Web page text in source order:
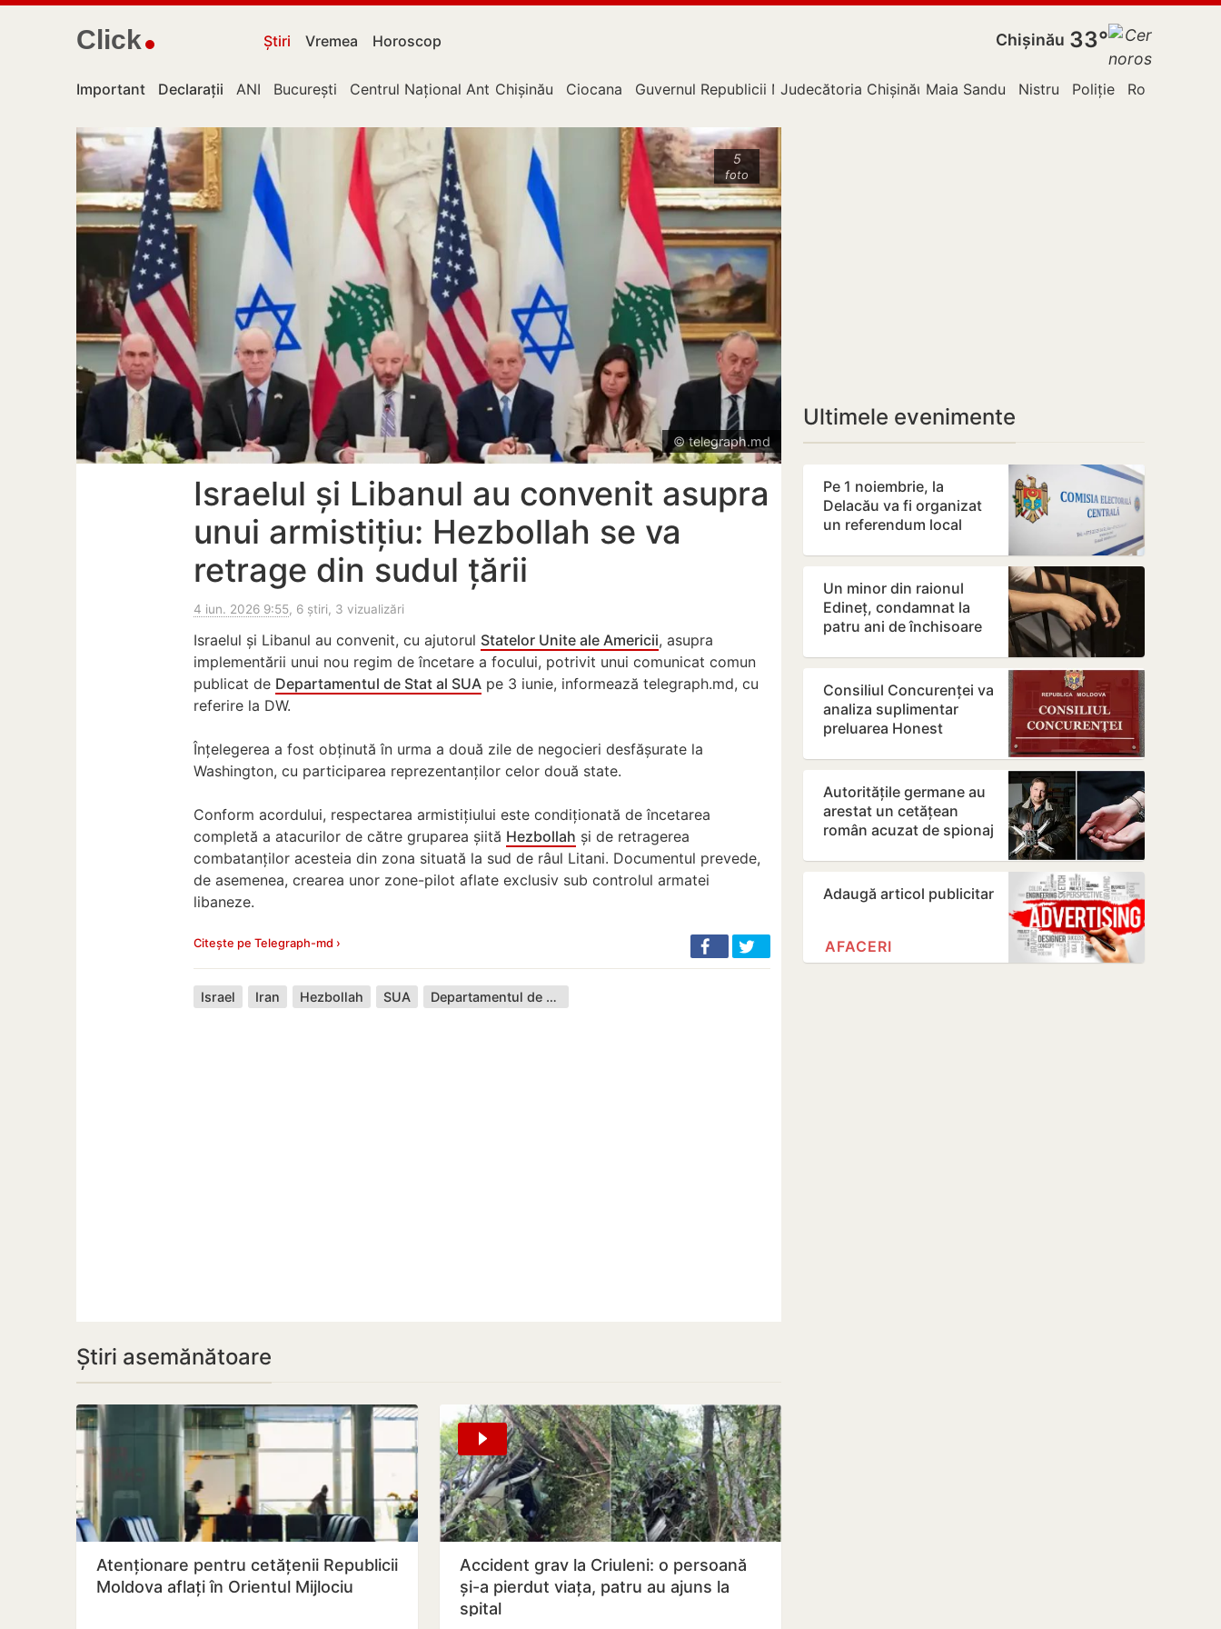
Click Știri Vremea Horoscop Chișinău 33°
Important Declarații ANI București Centrul Național Anticorupție
Chișinău Ciocana Guvernul Republicii MoldovaJudecătoria Chișinău Maia Sandu Nistru Poliție România
5
foto
© telegraph.md
Israelul și Libanul au convenit asupra
unui armistițiu: Hezbollah se va
retrage din sudul țării
4 iun. 2026 9:55, 6 știri, 3 vizualizări
Israelul și Libanul au convenit, cu ajutorul Statelor Unite ale Americii, asupra
implementării unui nou regim de încetare a focului, potrivit unui comunicat comun
publicat de Departamentul de Stat al SUA pe 3 iunie, informează telegraph.md, cu
referire la DW.
Înțelegerea a fost obținută în urma a două zile de negocieri desfășurate la
Washington, cu participarea reprezentanților celor două state.
Conform acordului, respectarea armistițiului este condiționată de încetarea
completă a atacurilor de către gruparea șiită Hezbollah și de retragerea
combatanților acesteia din zona situată la sud de râul Litani. Documentul prevede,
de asemenea, crearea unor zone-pilot aflate exclusiv sub controlul armatei
libaneze.
Citește pe Telegraph-md ›
Israel Iran Hezbollah SUA Departamentul de Stat al SUA
Știri asemănătoare
Atenționare pentru cetățenii Republicii
Moldova aflați în Orientul Mijlociu
Accident grav la Criuleni: o persoană
și-a pierdut viața, patru au ajuns la
spital
Ultimele evenimente
Pe 1 noiembrie, la
Delacău va fi organizat
un referendum local
resurselor…
Un minor din raionul
Edineț, condamnat la
patru ani de închisoare
drogurilor
Consiliul Concurenței va
analiza suplimentar
preluarea Honest
Moldretail Group
Autoritățile germane au
arestat un cetățean
român acuzat de spionaj
Adaugă articol publicitar
AFACERI